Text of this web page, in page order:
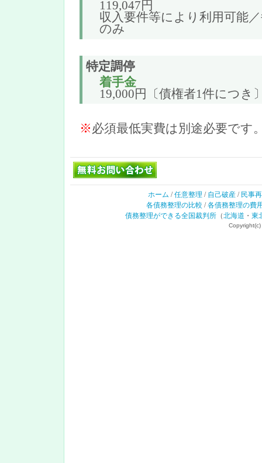
119,047円
収入要件等により利用可能
のみ
特定調停
着手金
19,000円〔債権者1件につき
※必須最低実費は別途必要です
ホーム / 任意整理 / 自己破産 / 民事
各債務整理の比較 / 各債務整理の費
債務整理ができる全国裁判所 （北海道 ・ 東